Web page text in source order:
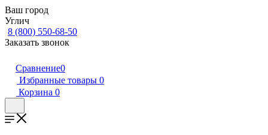
Ваш город
Углич
8 (800) 550-68-50
Заказать звонок
Сравнение0
Избранные товары 0
Корзина 0